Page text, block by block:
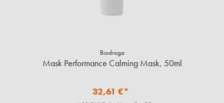
Biodroga
Mask Performance Calming Mask, 50ml
32,61 €*